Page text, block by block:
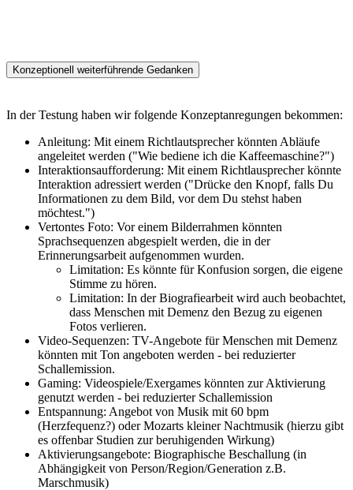
Konzeptionell weiterführende Gedanken
In der Testung haben wir folgende Konzeptanregungen bekommen:
Anleitung: Mit einem Richtlautsprecher könnten Abläufe
angeleitet werden ("Wie bediene ich die Kaffeemaschine?")
Interaktionsaufforderung: Mit einem Richtlausprecher könnte
Interaktion adressiert werden ("Drücke den Knopf, falls Du
Informationen zu dem Bild, vor dem Du stehst haben
möchtest.")
Vertontes Foto: Vor einem Bilderrahmen könnten
Sprachsequenzen abgespielt werden, die in der
Erinnerungsarbeit aufgenommen wurden.
Limitation: Es könnte für Konfusion sorgen, die eigene
Stimme zu hören.
Limitation: In der Biografiearbeit wird auch beobachtet,
dass Menschen mit Demenz den Bezug zu eigenen
Fotos verlieren.
Video-Sequenzen: TV-Angebote für Menschen mit Demenz
könnten mit Ton angeboten werden - bei reduzierter
Schallemission.
Gaming: Videospiele/Exergames könnten zur Aktivierung
genutzt werden - bei reduzierter Schallemission
Entspannung: Angebot von Musik mit 60 bpm
(Herzfequenz?) oder Mozarts kleiner Nachtmusik (hierzu gibt
es offenbar Studien zur beruhigenden Wirkung)
Aktivierungsangebote: Biographische Beschallung (in
Abhängigkeit von Person/Region/Generation z.B.
Marschmusik)